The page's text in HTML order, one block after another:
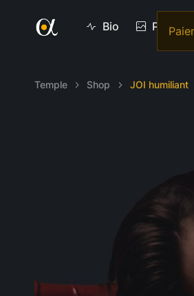
Bio Photos
Temple Shop JOI humiliant